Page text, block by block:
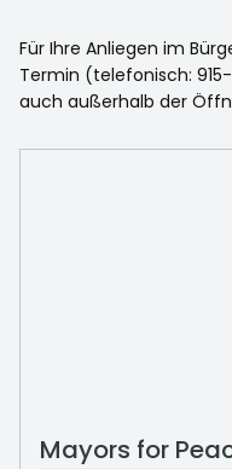
Für Ihre Anliegen im
Termin (telefonisch:
auch außerhalb der
Mayors for